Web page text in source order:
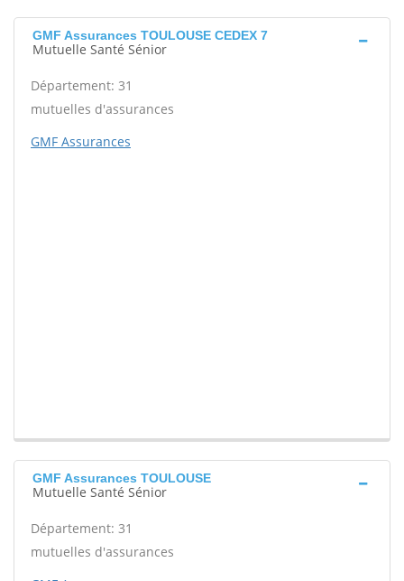
GMF Assurances TOULOUSE CEDEX 7
Mutuelle Santé Sénior
Département: 31
mutuelles d'assurances
GMF Assurances
GMF Assurances TOULOUSE
Mutuelle Santé Sénior
Département: 31
mutuelles d'assurances